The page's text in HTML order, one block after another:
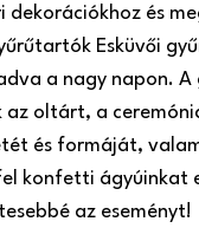
dekorációkhoz és
Esküvői
a nagy napon.
oltárt, a
és formáját,
konfetti ágyúinkat
az eseményt!